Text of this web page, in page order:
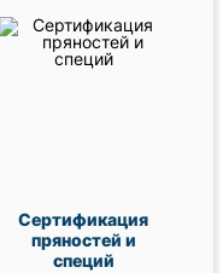
Сертификация
пряностей и
специй